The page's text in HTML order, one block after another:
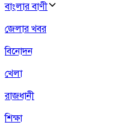
বাংলার বাণী
জেলার খবর
বিনোদন
খেলা
রাজধানী
শিক্ষা